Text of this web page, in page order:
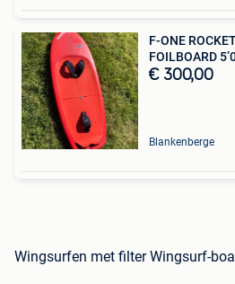
F-ONE
FOILBOARD
€ 300,00
Blankenberge
Wingsurfen met filter Wingsurf-